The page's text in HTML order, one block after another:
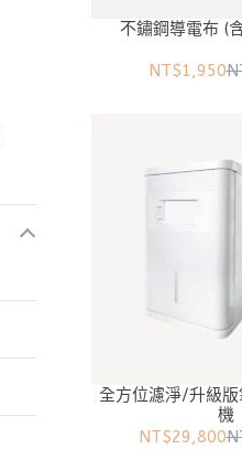
不鏽鋼導電布 (
NT$1,950
全方位濾淨/升級
機
NT$29,800